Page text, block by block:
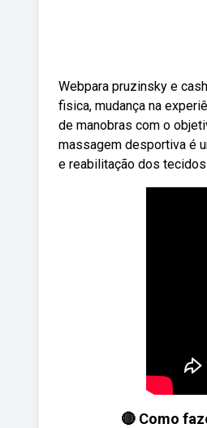
Webpara pruzinsky e
fisica, mudança na
de manobras com o
massagem desportiva é
e reabilitação dos
🔴 Como